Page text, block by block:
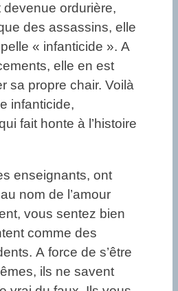
devenue ordurière,
des assassins, elle
« infanticide ». A
elle en est
sa propre chair. Voilà
infanticide,
fait honte à l’histoire
enseignants, ont
nom de l’amour
vous sentez bien
comme des
A force de s’être
ils ne savent